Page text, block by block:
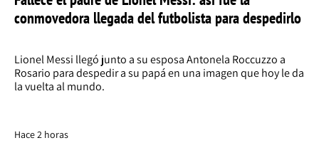
conmovedora llegada del futbolista para despedirlo
Lionel Messi llegó junto a su esposa Antonela Roccuzzo a
Rosario para despedir a su papá en una imagen que hoy le da
la vuelta al mundo.
Hace 2 horas